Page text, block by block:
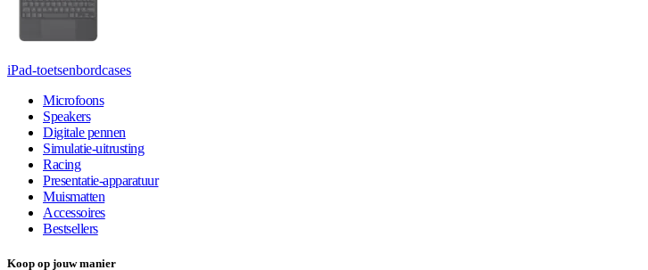
iPad-toetsenbordcases
Microfoons
Speakers
Digitale pennen
Simulatie-uitrusting
Racing
Presentatie-apparatuur
Muismatten
Accessoires
Bestsellers
Koop op jouw manier